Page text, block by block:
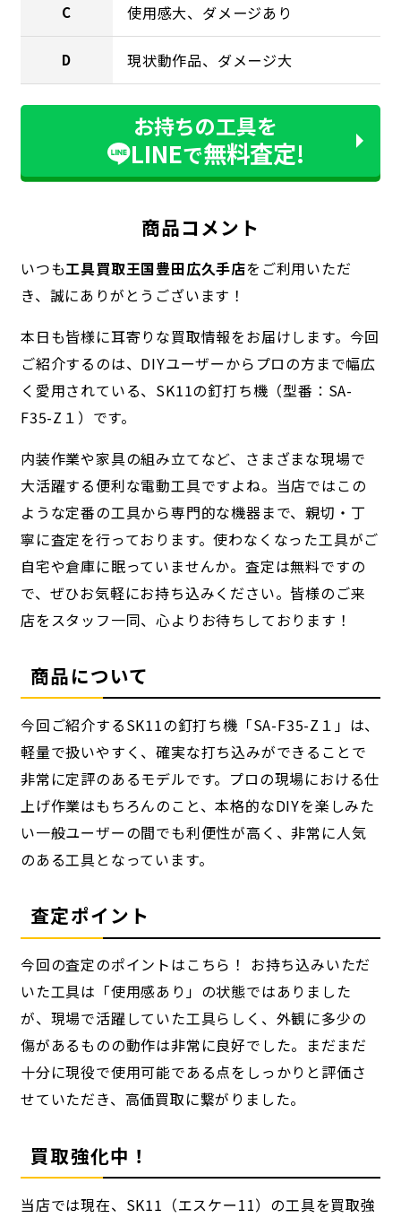
C 使用感大、ダメージあり
D 現状動作品、ダメージ大
お持ちの工具を
LINEで無料査定!
商品コメント
いつも工具買取王国豊田広久手店をご利用いただ
き、誠にありがとうございます！
本日も皆様に耳寄りな買取情報をお届けします。今回
ご紹介するのは、DIYユーザーからプロの方まで幅広
く愛用されている、SK11の釘打ち機（型番：SA-
F35-Z１）です。
内装作業や家具の組み立てなど、さまざまな現場で
大活躍する便利な電動工具ですよね。当店ではこの
ような定番の工具から専門的な機器まで、親切・丁
寧に査定を行っております。使わなくなった工具がご
自宅や倉庫に眠っていませんか。査定は無料ですの
で、ぜひお気軽にお持ち込みください。皆様のご来
店をスタッフ一同、心よりお待ちしております！
商品について
今回ご紹介するSK11の釘打ち機「SA-F35-Z１」は、
軽量で扱いやすく、確実な打ち込みができることで
非常に定評のあるモデルです。プロの現場における仕
上げ作業はもちろんのこと、本格的なDIYを楽しみた
い一般ユーザーの間でも利便性が高く、非常に人気
のある工具となっています。
査定ポイント
今回の査定のポイントはこちら！ お持ち込みいただ
いた工具は「使用感あり」の状態ではありました
が、現場で活躍していた工具らしく、外観に多少の
傷があるものの動作は非常に良好でした。まだまだ
十分に現役で使用可能である点をしっかりと評価さ
せていただき、高価買取に繋がりました。
買取強化中！
当店では現在、SK11（エスケー11）の工具を買取強